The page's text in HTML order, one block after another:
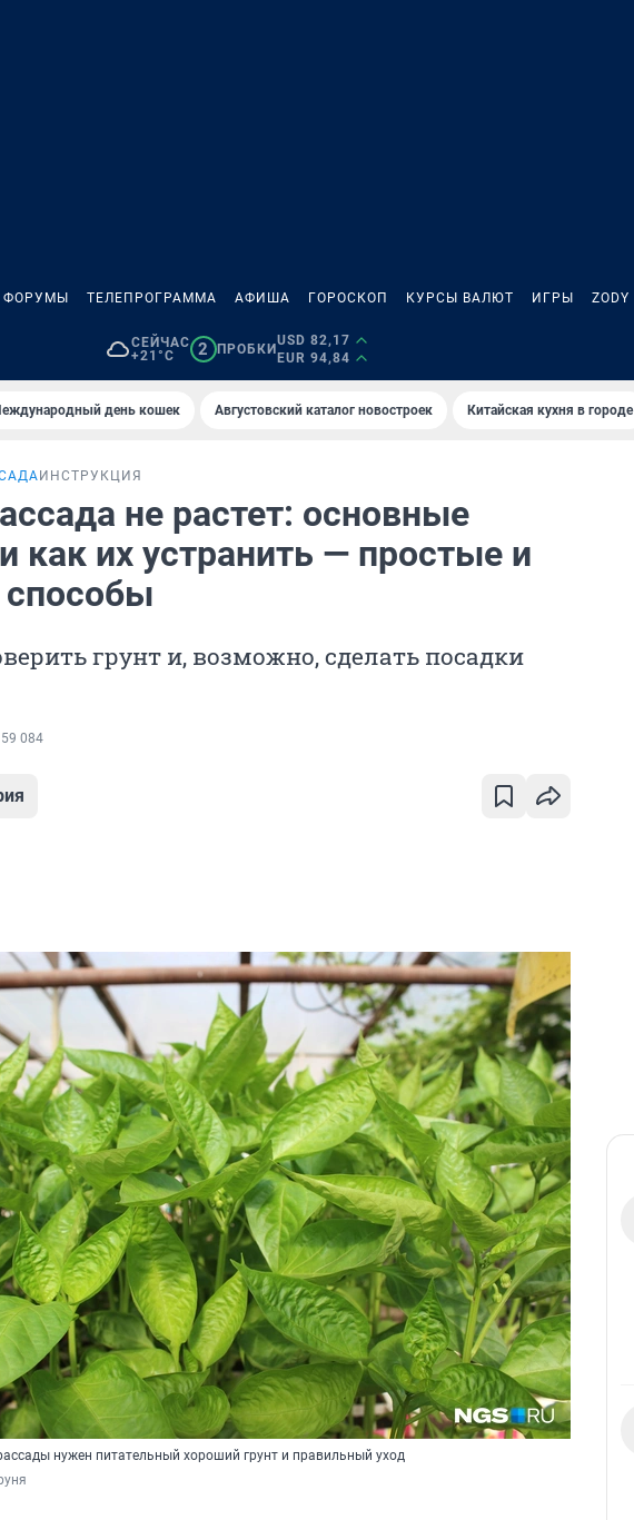
ФОРУМЫ ТЕЛЕПРОГРАММА АФИША ГОРОСКОП КУРСЫ ВАЛЮТ ИГРЫ ZODY
СЕЙЧАС
+21°C
2 ПРОБКИ
USD 82,17
EUR 94,84
день кошек Августовский каталог новостроек Китайская кухня в городе
ИНСТРУКЦИЯ
не растет: основные
как их устранить — простые и
грунт и, возможно, сделать посадки
59 084
нужен питательный хороший грунт и правильный уход